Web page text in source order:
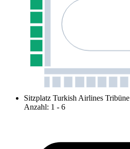
Sitzplatz Turkish Airlines Tribüne
Anzahl: 1 - 6